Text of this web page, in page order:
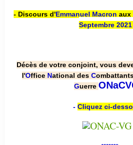
- Discours d'Emmanuel Macron aux
Septembre 2021
Décès de votre conjoint, vous
l'Office National des C
Guerre
- Cliquez ci-